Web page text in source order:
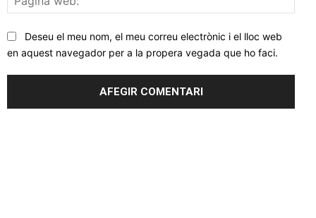
web:
Deseu el meu nom, el meu correu electrònic i el lloc web
en aquest navegador per a la propera vegada que ho faci.